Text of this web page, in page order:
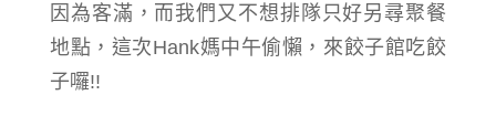
因為客滿，而我們又不想排隊只好另尋聚餐
地點，這次Hank媽中午偷懶，來餃子館吃餃
子囉!!